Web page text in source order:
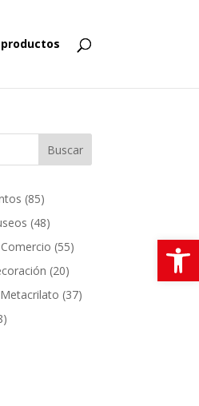
productos
Buscar
8585
productos
4848
productos
5555
2020
productos
3737
8